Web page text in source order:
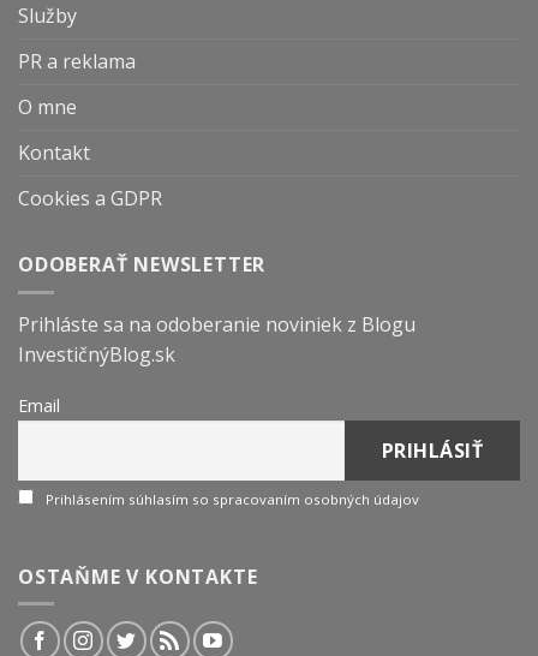
Služby
PR a reklama
O mne
Kontakt
Cookies a GDPR
ODOBERAŤ NEWSLETTER
Prihláste sa na odoberanie noviniek z Blogu
InvestičnýBlog.sk
Email
Prihlásením súhlasím so spracovaním osobných údajov
OSTAŇME V KONTAKTE